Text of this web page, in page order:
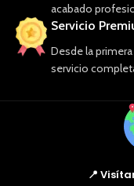
acabado
Servicio
Desde la
servicio
📍